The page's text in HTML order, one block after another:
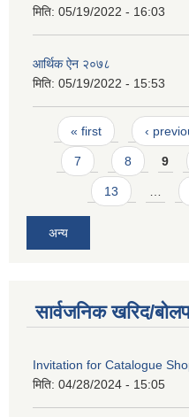
मिति: 05/19/2022 - 16:03
आर्थिक ऐन २०७८
मिति: 05/19/2022 - 15:53
Pages
« first ‹
7 8 9
13 …
अन्य
सार्वजनिक खरिद/
Invitation for Catalogue
मिति: 04/28/2024 - 15:05